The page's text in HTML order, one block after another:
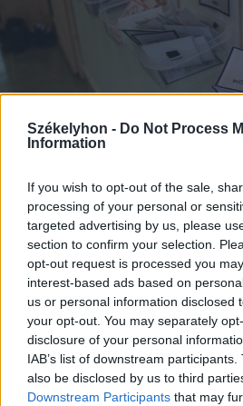
Székelyhon - Do Not Process
Information
If you wish to opt-out of the sale,
processing of your personal or
targeted advertising by us, please
section to confirm your selection.
opt-out request is processed you
interest-based ads based on
us or personal information disclosed
your opt-out. You may separately
disclosure of your personal
IAB’s list of downstream
also be disclosed by us to third
Downstream Participants that may
2023. november 23., csütörtök
Elmérgesedett a
gyermekek
kapcsolatban